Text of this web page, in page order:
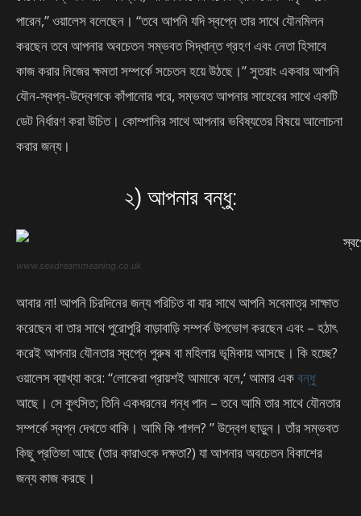
পারেন,” ওয়ালেস বলেছেন। “তবে আপনি যদি স্বপ্নে তার সাথে যৌনমিলন
করছেন তবে আপনার অবচেতন সম্ভবত সিদ্ধান্ত গ্রহণ এবং নেতা হিসাবে
কাজ করার নিজের ক্ষমতা সম্পর্কে সচেতন হয়ে উঠছে।” সুতরাং একবার আপনি
যৌন-স্বপ্ন-উদ্বেগকে কাঁপানোর পরে, সম্ভবত আপনার সাহেবের সাথে একটি
ডেট নির্ধারণ করা উচিত। কোম্পানির সাথে আপনার ভবিষ্যতের বিষয়ে আলোচনা
করার জন্য।
২) আপনার বন্ধু:
www.sexdreammeaning.co.uk
আবার না! আপনি চিরদিনের জন্য পরিচিত বা যার সাথে আপনি সবেমাত্র সাক্ষাত
করেছেন বা তার সাথে পুরোপুরি বাড়াবাড়ি সম্পর্ক উপভোগ করছেন এবং – হঠাৎ
করেই আপনার যৌনতার স্বপ্নে পুরুষ বা মহিলার ভূমিকায় আসছে। কি হচ্ছে?
ওয়ালেস ব্যাখ্যা করে: “লোকেরা প্রায়শই আমাকে বলে,‘ আমার একবন্ধু
আছে। সে কুৎসিত; তিনি একধরনের গন্ধ পান – তবে আমি তার সাথে যৌনতার
সম্পর্কে স্বপ্ন দেখতে থাকি। আমি কি পাগল? ” উদ্বেগ ছাড়ুন। তাঁর সম্ভবত
কিছু প্রতিভা আছে (তার কারাওকে দক্ষতা?) যা আপনার অবচেতন বিকাশের
জন্য কাজ করছে।